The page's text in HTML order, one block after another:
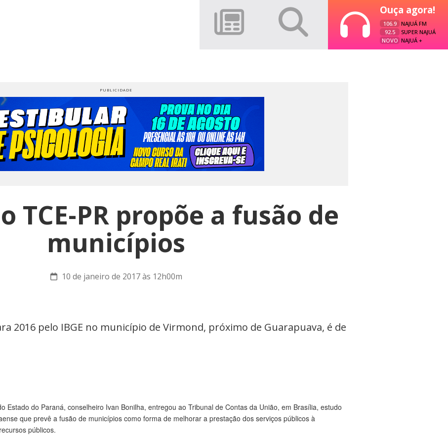
Ouça agora!
106.9
NAJUÁ FM
92.5
SUPER NAJUÁ
NOVO NAJUÁ +
TCE-PR propõe a fusão de
municípios
10 de janeiro de 2017 às 12h00m
2016 pelo IBGE no município de Virmond, próximo de Guarapuava, é de
Estado do Paraná, conselheiro Ivan Bonilha, entregou ao Tribunal de Contas da União, em Brasília, estudo
que prevê a fusão de municípios como forma de melhorar a prestação dos serviços públicos à
públicos.